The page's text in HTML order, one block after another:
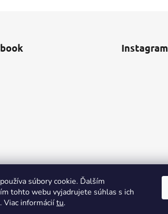
súbory cookie. Ďalším
tohto webu vyjadrujete súhlas s ich
Viac informáciítu.
Instagram